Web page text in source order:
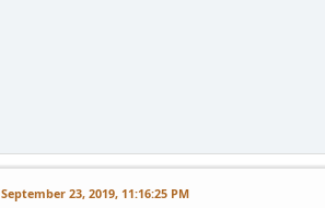
September 23, 2019, 11:16:25 PM